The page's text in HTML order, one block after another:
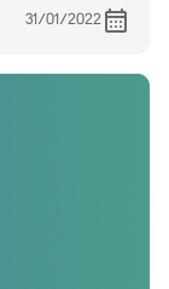
31/01/2022